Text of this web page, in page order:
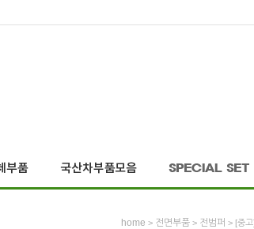
home > 전면부품 > 전범퍼 > [중